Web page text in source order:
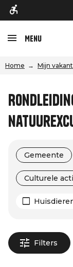
Menu
Home Mijn
Gemeente
Culturele
Filters